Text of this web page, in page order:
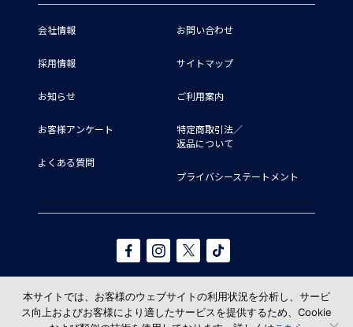
会社情報
採用情報
お知らせ
お客様アンケート
よくある質問
お問い合わせ
サイトマップ
ご利用案内
特定商取引法／
返品について
プライバシーステートメント
本サイトでは、お客様のウェブサイトの利用状況を分析し、サービ
ス向上およびお客様により適したサービスを提供するため、Cookie